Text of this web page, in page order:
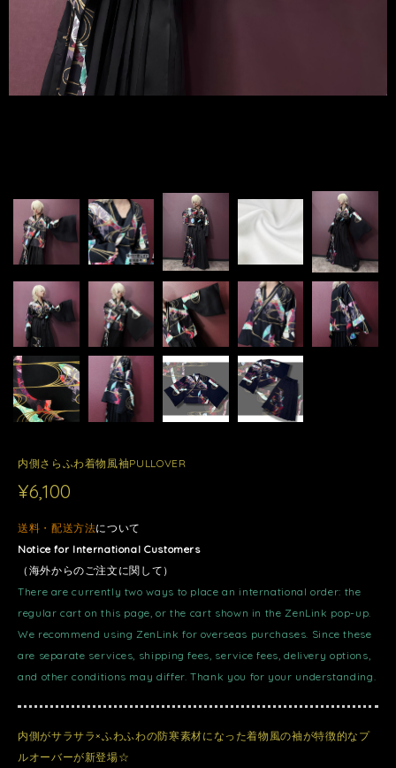
内側さらふわ着物風袖PULLOVER
¥6,100
送料・配送方法について
Notice for International Customers
（海外からのご注文に関して）
There are currently two ways to place an international order: the
regular cart on this page, or the cart shown in the ZenLink pop-up.
We recommend using ZenLink for overseas purchases. Since these
are separate services, shipping fees, service fees, delivery options,
and other conditions may differ. Thank you for your understanding.
内側がサラサラ×ふわふわの防寒素材になった着物風の袖が特徴的なプ
ルオーバーが新登場☆